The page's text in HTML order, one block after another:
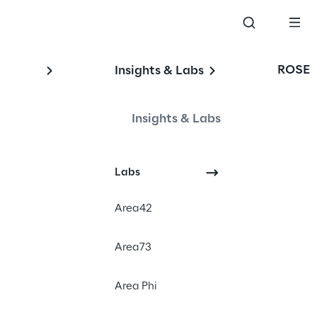
Insights & Labs
Insights & Labs
Labs
Area42
Area73
Area Phi
ROSE